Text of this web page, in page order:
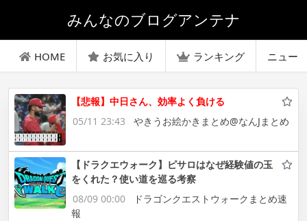
みんなのブログアンテナ
HOME お気に入り ランキング ニュー
【悲報】中日さん、効率よく負ける
05/11 23:43
やきうお絵かきまとめ@なんJまとめ
【ドラクエウォーク】ピサロはなぜ経験値の玉
をくれた？使い道を巡る考察
08/09 00:00
ドラゴンクエストウォークまとめ速
報